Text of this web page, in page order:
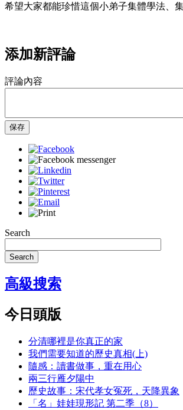
希望大家都能珍惜這個小弟子集體學法、
添加新評論
評論內容
保存
Search
Search
高級搜索
今日頭版
分清哪裡是你真正的家
我們需要知道的歷史真相(上)
隨感：讀書做事，重在用心
兩三行雁夕陽中
歷史故事：宋代孝女冤死，天降異象
「名」娃娃現形記 第二季（8）